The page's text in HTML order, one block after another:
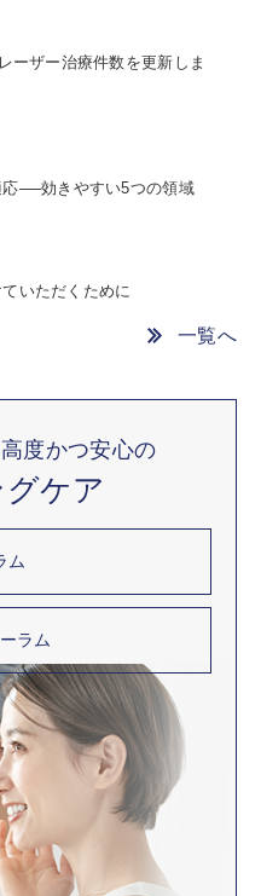
ーザー治療件数を更新しま
──効きやすい5つの領域
いただくために
一覧へ
度かつ安心の
ケア
ム
ラム